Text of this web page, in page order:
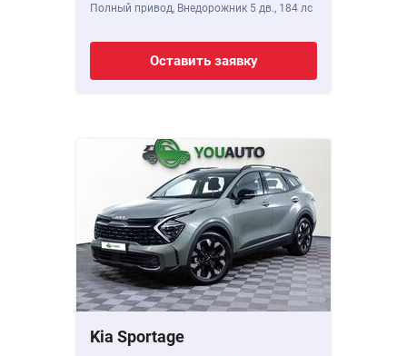
Полный привод, Внедорожник 5 дв., 184 лс
Оставить заявку
Kia Sportage